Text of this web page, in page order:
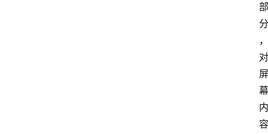
部
分
，
对
屏
幕
内
容